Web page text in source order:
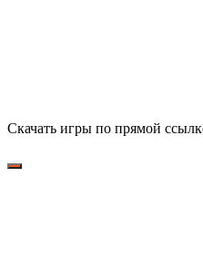
Скачать игры по прямой